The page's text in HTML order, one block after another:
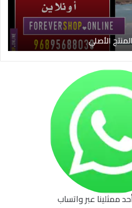
الأصلي
ممثلينا عبر واتساب